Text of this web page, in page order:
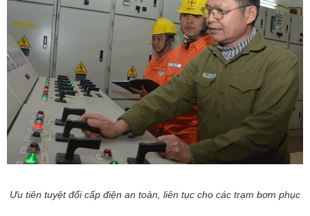
Ưu tiên tuyệt đối cấp điện an toàn, liên tục cho các trạm bơm phục